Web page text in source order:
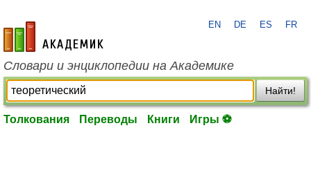
academic.ru
EN DE ES FR
Словари и энциклопедии на Академике
Найти!
Толкования Переводы Книги Игры ⚽